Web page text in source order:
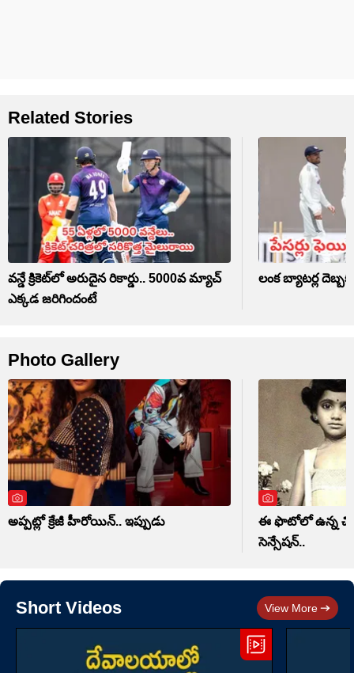
Related Stories
వన్డే క్రికెట్‌లో అరుదైన రికార్డు.. 5000వ మ్యాచ్
ఎక్కడ జరిగిందంటే
లంక బ్యాటర్ల
Photo Gallery
అప్పట్లో క్రేజీ హీరోయిన్.. ఇప్పుడు
ఈ ఫొటోలో ఉన్న
సెన్సేషన్..
Short Videos View More